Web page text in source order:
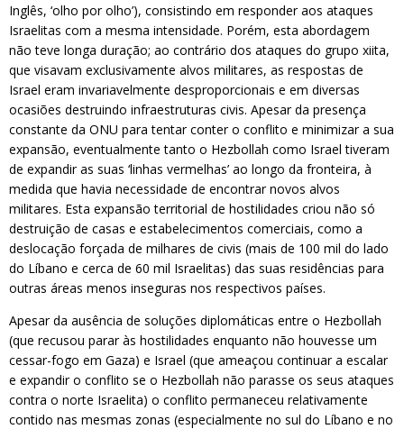
Inglês, ‘olho por olho’), consistindo em responder aos ataques
Israelitas com a mesma intensidade. Porém, esta abordagem
não teve longa duração; ao contrário dos ataques do grupo xiita,
que visavam exclusivamente alvos militares, as respostas de
Israel eram invariavelmente desproporcionais e em diversas
ocasiões destruindo infraestruturas civis. Apesar da presença
constante da ONU para tentar conter o conflito e minimizar a sua
expansão, eventualmente tanto o Hezbollah como Israel tiveram
de expandir as suas ‘linhas vermelhas’ ao longo da fronteira, à
medida que havia necessidade de encontrar novos alvos
militares. Esta expansão territorial de hostilidades criou não só
destruição de casas e estabelecimentos comerciais, como a
deslocação forçada de milhares de civis (mais de 100 mil do lado
do Líbano e cerca de 60 mil Israelitas) das suas residências para
outras áreas menos inseguras nos respectivos países.
Apesar da ausência de soluções diplomáticas entre o Hezbollah
(que recusou parar às hostilidades enquanto não houvesse um
cessar-fogo em Gaza) e Israel (que ameaçou continuar a escalar
e expandir o conflito se o Hezbollah não parasse os seus ataques
contra o norte Israelita) o conflito permaneceu relativamente
contido nas mesmas zonas (especialmente no sul do Líbano e no